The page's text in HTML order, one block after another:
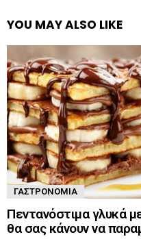
YOU MAY ALSO LIKE
ΓΑΣΤΡΟΝΟΜΊΑ
Πεντανόστιμα γλυκά
θα σας κάνουν να